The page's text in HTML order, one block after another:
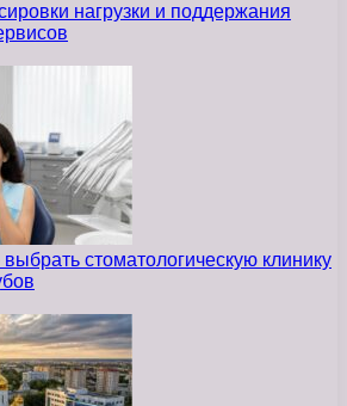
нагрузки и поддержания
стоматологическую клинику